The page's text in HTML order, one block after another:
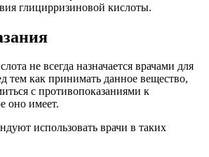
глицирризиновой кислоты.
не всегда назначается врачами для
тем как принимать данное вещество,
с противопоказаниями к
оно имеет.
использовать врачи в таких